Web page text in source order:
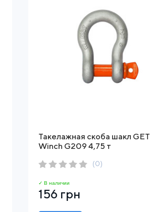
Такелажная скоба шакл GET
Winch G209 4,75 т
(0)
✓ В наличии
156 грн